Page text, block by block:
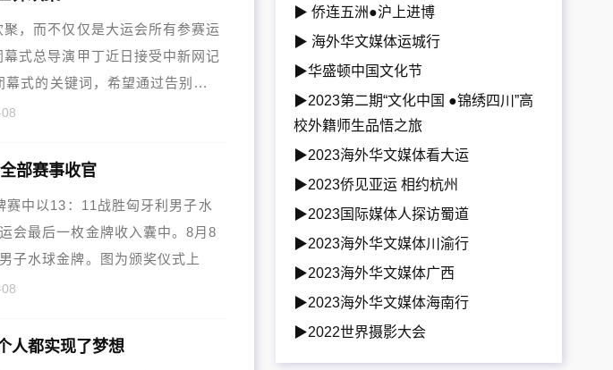
，而不仅仅是大运会所有参赛运
式总导演甲丁近日接受中新网记
幕式的关键词，希望通过告别...
部赛事收官
中以13：11战胜匈牙利男子水
会最后一枚金牌收入囊中。8月8
子水球金牌。图为颁奖仪式上
人都实现了梦想
▶ 侨连五洲●沪上进博
▶ 海外华文媒体运城行
▶华盛顿中国文化节
▶2023第二期“文化中国 ●锦绣四川”高
校外籍师生品悟之旅
▶2023海外华文媒体看大运
▶2023侨见亚运 相约杭州
▶2023国际媒体人探访蜀道
▶2023海外华文媒体川渝行
▶2023海外华文媒体广西
▶2023海外华文媒体海南行
▶2022世界摄影大会